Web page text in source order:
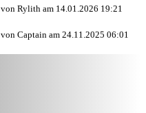
von Rylith am 14.01.2026 19:21
von Captain am 24.11.2025 06:01